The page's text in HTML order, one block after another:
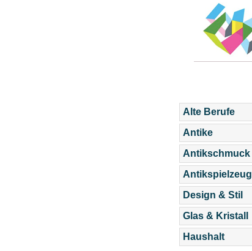
Alte Berufe
Antike
Antikschmuck
Antikspielzeug
Design & Stil
Glas & Kristall
Haushalt